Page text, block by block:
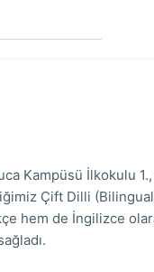
farkındalık
korunmasına katkı
afişler bilgilerinize
bilinçli ve
Kampüsü İlkokulu
Çift Dilli
hem de İngilizce